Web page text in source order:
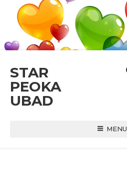
STAR
PEOKA
UBAD
MENU